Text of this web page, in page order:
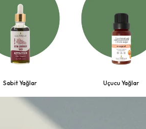
Sabit Yağlar Uçucu Yağlar